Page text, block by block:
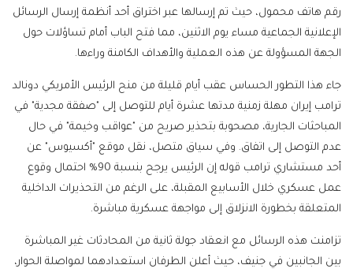
رقم هاتف محمول، حيث تم إرسالها عبر اختراق أحد أنظمة إرسال الرسائل
الإعلانية الجماعية مساء يوم الاثنين، مما فتح الباب أمام تساؤلات حول
الجهة المسؤولة عن هذه العملية والأهداف الكامنة وراءها.
جاء هذا التطور الحساس عقب أيام قليلة من منح الرئيس الأمريكي دونالد
ترامب إيران مهلة زمنية مدتها عشرة أيام للتوصل إلى "صفقة مجدية" في
المباحثات الجارية، مصحوبة بتحذير صريح من "عواقب وخيمة" في حال
عدم التوصل إلى اتفاق. وفي سياق متصل، نقل موقع "أكسيوس" عن
أحد مستشاري ترامب قوله إن الرئيس يرجح بنسبة 90% احتمال وقوع
عمل عسكري خلال الأسابيع المقبلة، على الرغم من التحذيرات الداخلية
المتعلقة بخطورة الانزلاق إلى مواجهة عسكرية مباشرة.
تزامنت هذه الرسائل مع انعقاد جولة ثانية من المحادثات غير المباشرة
بين الجانبين في جنيف، حيث أعلن الطرفان استعدادهما لمواصلة الحوار،